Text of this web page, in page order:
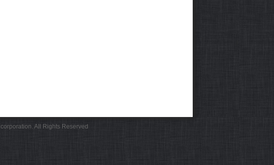
corporation. All Rights Reserved